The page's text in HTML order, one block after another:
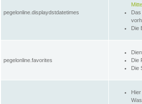
pegelonline.displaydstdatetimes
Die
pegelonline.favorites
Die
Die